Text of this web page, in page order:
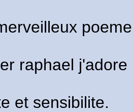
poeme
raphael
et sensibilite.